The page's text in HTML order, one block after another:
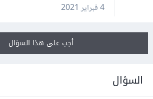
4 فبراير 2021
أجب على هذا السؤال
السؤال